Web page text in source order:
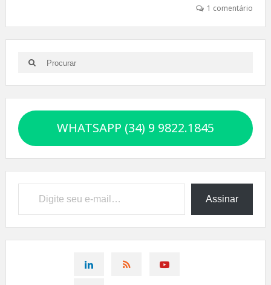
1 comentário
Search
for:
Search
WHATSAPP (34) 9 9822.1845
Digite seu e-mail…
Assinar
CONNECT CONNECT